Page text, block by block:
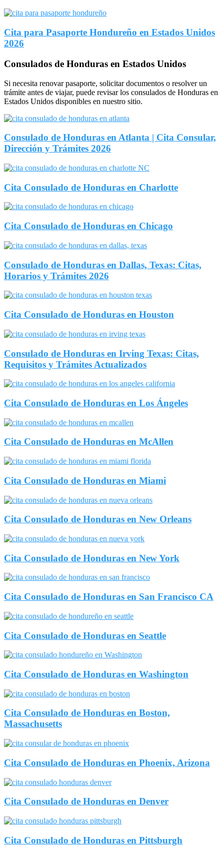
Cita para Pasaporte Hondureño en Estados Unidos
2026
Consulados de Honduras en Estados Unidos
Si necesita renovar pasaporte, solicitar documentos o resolver un
trámite antes de viajar, puede revisar los consulados de Honduras en
Estados Unidos disponibles en nuestro sitio.
Consulado de Honduras en Atlanta | Cita Consular,
Dirección y Trámites 2026
Cita Consulado de Honduras en Charlotte
Cita Consulado de Honduras en Chicago
Consulado de Honduras en Dallas, Texas: Citas,
Horarios y Trámites 2026
Cita Consulado de Honduras en Houston
Consulado de Honduras en Irving Texas: Citas,
Requisitos y Trámites Actualizados
Cita Consulado de Honduras en Los Ángeles
Cita Consulado de Honduras en McAllen
Cita Consulado de Honduras en Miami
Cita Consulado de Honduras en New Orleans
Cita Consulado de Honduras en New York
Cita Consulado de Honduras en San Francisco CA
Cita Consulado de Honduras en Seattle
Cita Consulado de Honduras en Washington
Cita Consulado de Honduras en Boston,
Massachusetts
Cita Consulado de Honduras en Phoenix, Arizona
Cita Consulado de Honduras en Denver
Cita Consulado de Honduras en Pittsburgh